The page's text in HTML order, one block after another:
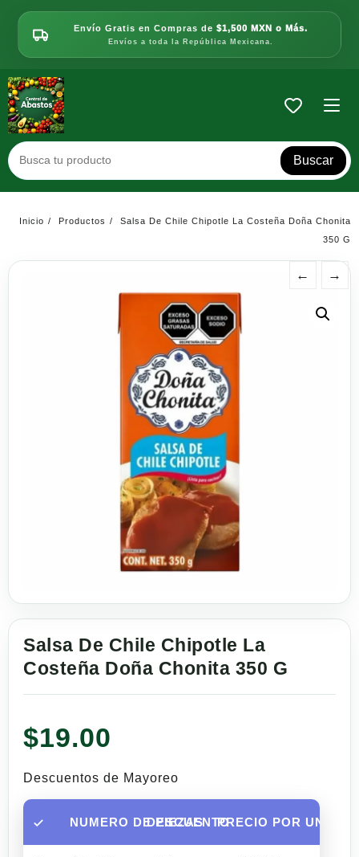
contenido
Envío Gratis en Compras de $1,500 MXN o Más.
Envíos a toda la República Mexicana.
Buscar
Inicio Productos
Salsa De Chile Chipotle La Costeña Doña Chonita
350 G
← →
Salsa De Chile Chipotle La
Costeña Doña Chonita 350 G
$19.00
Descuentos de Mayoreo
NUMERO DE PIEZAS
DESCUENTOPRECIO POR UNIDAD